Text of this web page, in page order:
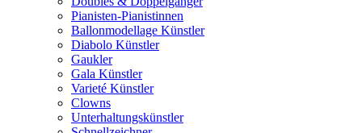
Pianisten-Pianistinnen
Ballonmodellage Künstler
Diabolo Künstler
Gaukler
Gala Künstler
Varieté Künstler
Clowns
Unterhaltungskünstler